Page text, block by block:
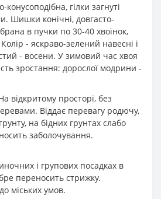
гілки загнуті
Шишки конічні, довгасто-
в пучки по 30-40 хвоїнок,
- яскраво-зелений навесні і
- восени. У зимовий час хвоя
зростання: дорослої модрини -
відкритому просторі, без
Віддає перевагу родючу,
на бідних грунтах слабо
заболочування.
і групових посадках в
переносить стрижку.
міських умов.